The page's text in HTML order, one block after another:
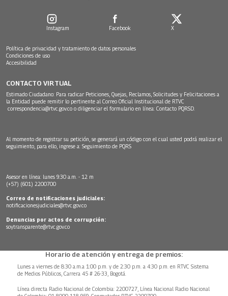
Instagram Facebook X
Política de privacidad y tratamiento de datos personales
Condiciones de uso
Accesibilidad
CONTACTO VIRTUAL
Estimado Ciudadano: Para radicar Peticiones, Quejas, Reclamos, Solicitudes y Felicitaciones a
la Entidad puede remitir lo pertinente al Correo Oficial Institucional de RTVC
correspondencia@rtvc.gov.co o diligenciar el formulario en línea: Contacto PQRSD.
Al momento de registrar su petición, se generará un código con el cual usted podrá realizar el
seguimiento, para ello, ingrese a: Seguimiento de PQRS
Asesor en línea: lunes 9:30 a.m. - 12 m
(+57) (601) 2200700
Correo de notificaciones judiciales:
notificacionesjudiciales@rtvc.gov.co
Denuncias por actos de corrupción:
soytransparente@rtvc.gov.co
Horario de atención y entrega de premios:
Lunes a viernes de 8:30 a.m.a 1:00 p.m. y de 2:30 p.m. a 4:30 p.m. en RTVC Sistema
de Medios Públicos, Carrera 45 # 26-33, Bogotá.
Línea directa Radio Nacional de Colombia: 2200727, Línea Nacional Radio Nacional